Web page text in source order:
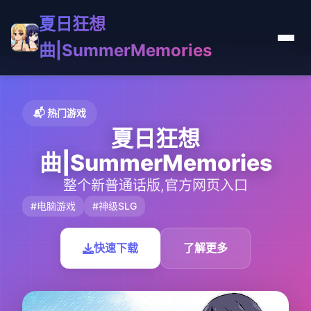
夏日狂想
曲|SummerMemories
📬 热门游戏
夏日狂想
曲|SummerMemories
整个新普通话版,官方网页入口
#电脑游戏 #神级SLG
快速下载 了解更多